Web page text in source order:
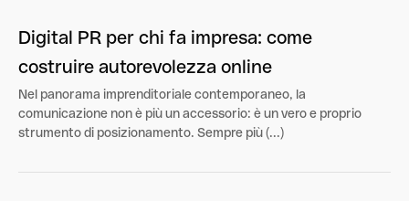
Digital PR per chi fa impresa: come
costruire autorevolezza online
Nel panorama imprenditoriale contemporaneo, la
comunicazione non è più un accessorio: è un vero e proprio
strumento di posizionamento. Sempre più (...)